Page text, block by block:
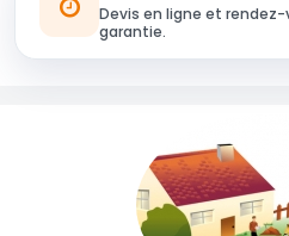
Devis en ligne et
garantie.